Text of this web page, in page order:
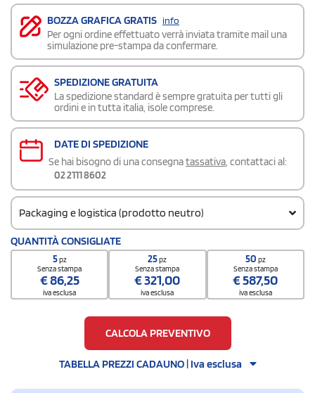
BOZZA GRAFICA GRATIS info
Per ogni ordine effettuato verrà inviata tramite mail una
simulazione pre-stampa da confermare.
SPEDIZIONE GRATUITA
La spedizione standard è sempre gratuita per tutti gli
ordini e in tutta italia, isole comprese.
DATE DI SPEDIZIONE
Se hai bisogno di una consegnatassativa, contattaci al:
02 2111 8602
Packaging e logistica (prodotto neutro)
Codice doganale
8201 1000
Quantità per scatola
QUANTITÀ CONSIGLIATE
5pz
Senza stampa
€86,25
iva esclusa
25pz
Senza stampa
€321,00
iva esclusa
50 pz
Senza stampa
€587,50
iva esclusa
CALCOLA PREVENTIVO
TABELLA PREZZI CADAUNO | Iva esclusa